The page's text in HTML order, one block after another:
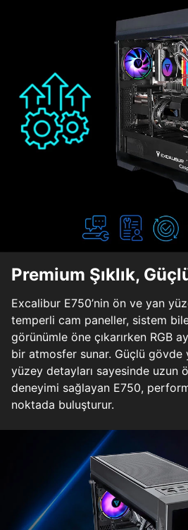
Premium Şıklık,
Excalibur E750’nin ön ve yan
temperli cam paneller, sistem
görünümle öne çıkarırken RGB
bir atmosfer sunar. Güçlü gövde
yüzey detayları sayesinde uzun
deneyimi sağlayan E750,
noktada buluşturur.